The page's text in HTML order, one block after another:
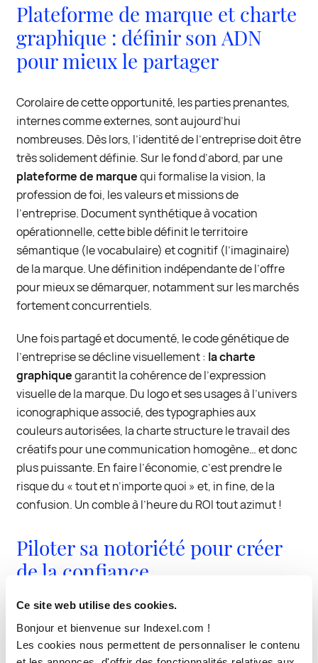
Ce site web utilise des cookies.
Bonjour et bienvenue sur Indexel.com !
Les cookies nous permettent de personnaliser le contenu
Plateforme de marque et charte
graphique : définir son ADN
pour mieux le partager
Corolaire de cette opportunité, les parties prenantes,
internes comme externes, sont aujourd’hui
nombreuses. Dès lors, l’identité de l’entreprise doit être
très solidement définie. Sur le fond d’abord, par une
plateforme de marquequi formalise la vision, la
profession de foi, les valeurs et missions de
l’entreprise. Document synthétique à vocation
opérationnelle, cette bible définit le territoire
sémantique (le vocabulaire) et cognitif (l’imaginaire)
de la marque. Une définition indépendante de l’offre
pour mieux se démarquer, notamment sur les marchés
fortement concurrentiels.
Une fois partagé et documenté, le code génétique de
l’entreprise se décline visuellement : la charte
graphiquegarantit la cohérence de l’expression
visuelle de la marque. Du logo et ses usages à l’univers
iconographique associé, des typographies aux
couleurs autorisées, la charte structure le travail des
créatifs pour une communication homogène… et donc
plus puissante. En faire l’économie, c’est prendre le
risque du « tout et n’importe quoi » et, in fine, de la
confusion. Un comble à l’heure du ROI tout azimut !
Piloter sa notoriété pour créer
de la confiance
Si l’image est une condition nécessaire pour soutenir
les phases amont d’un cycle de vente, la notoriété de
l’entreprise, sa réputation, constituent des paramètres